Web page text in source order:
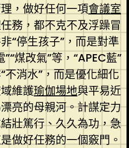
，做好任何一項會議室
務，都不克不及浮躁冒
“停生孩子”，而是對準
煤改氣”等，“APEC藍”
不消水”，而是優化細化
維護瑜伽場地與平易近
亮的母親河。計謀定力
壯篤行、久久為功，急
做好任務的一個竅門。